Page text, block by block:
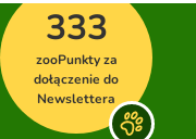
333
zooPunkty za
dołączenie do
Newslettera